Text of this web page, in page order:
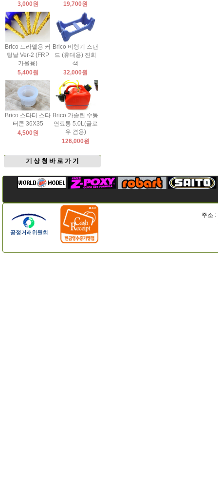
3,000원
19,700원
Brico 드라멜용 커
팅날 Ver-2 (FRP
카울용)
5,400원
Brico 비행기 스탠
드 (휴대용) 진회
색
32,000원
Brico 스타터 스타
터콘 36X35
4,500원
Brico 가솔린 수동
연료통 5.0L(글로
우 겸용)
126,000원
기 상 청 바 로 가 기
주소